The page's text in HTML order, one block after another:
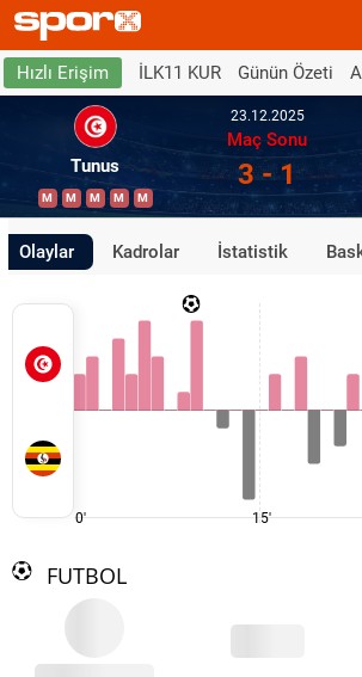
Hızlı Erişim İLK11 KUR Günün Özeti
Tunus
M M M M M
23.12.2025
Maç Sonu
3 - 1
Olaylar Kadrolar İstatistik
0' 15'
FUTBOL